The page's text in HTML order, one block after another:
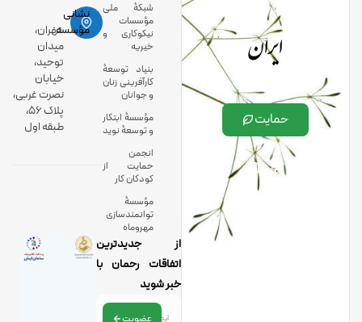
ایران
حمایت
شبکۀ ملی
مؤسسات
نیکوکاری و
خیریه
بنیاد توسعۀ
کارآفرینی زنان
و جوانان
مؤسسۀ ابتکار
و توسعۀ نوید
انجمن
حمایت از
کودکان کار
مؤسسۀ
توانمندسازی
مهروماه
نشانی
مؤسسه:تهران،
میدان
توحید،
خیابان
نصرت غربی،
پلاک 56،
طبقه اول
از جدیدترین
اتفاقات رحمان با
خبر شوید
عضویت